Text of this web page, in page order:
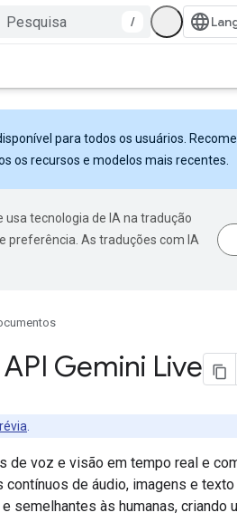
/
para todos os usuários.
os recursos e modelos mais recentes.
usa tecnologia de IA na tradução
preferência. As traduções com IA
Gemini Live
de voz e visão em tempo real e
contínuos de áudio, imagens e
semelhantes às humanas, criando